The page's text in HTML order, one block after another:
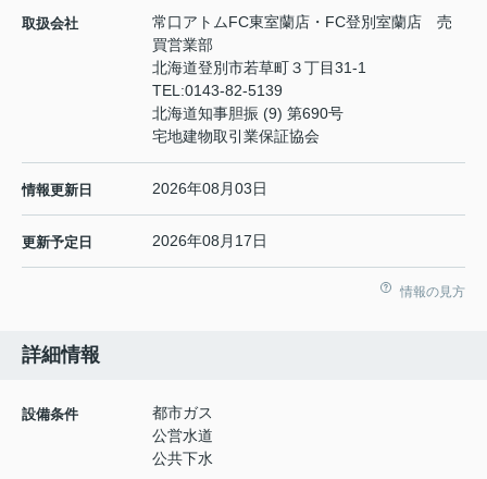
取扱会社
常口アトムFC東室蘭店・FC登別室蘭店 売
買営業部
北海道登別市若草町３丁目31-1
TEL:0143-82-5139
北海道知事胆振 (9) 第690号
宅地建物取引業保証協会
情報更新日 2026年08月03日
更新予定日 2026年08月17日
情報の見方
詳細情報
設備条件
都市ガス
公営水道
公共下水